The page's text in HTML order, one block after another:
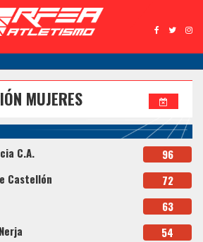
MUJERES
C.A. 96
Castellón 72
63
54